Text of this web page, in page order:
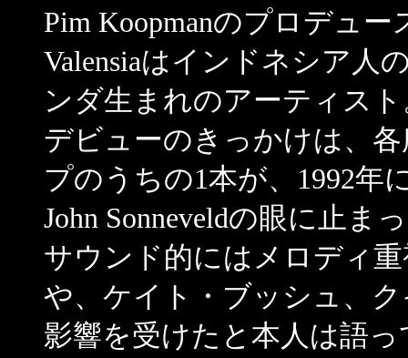
Pim Koopmanのプロデュー
Valensiaはインドネシア人
ンダ生まれのアーティス
デビューのきっかけは、
プのうちの1本が、1992年
John Sonneveldの眼に止ま
サウンド的にはメロディ
や、ケイト・ブッシュ、
影響を受けたと本人は語